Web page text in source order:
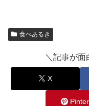
食べあるき
＼記事が面
X